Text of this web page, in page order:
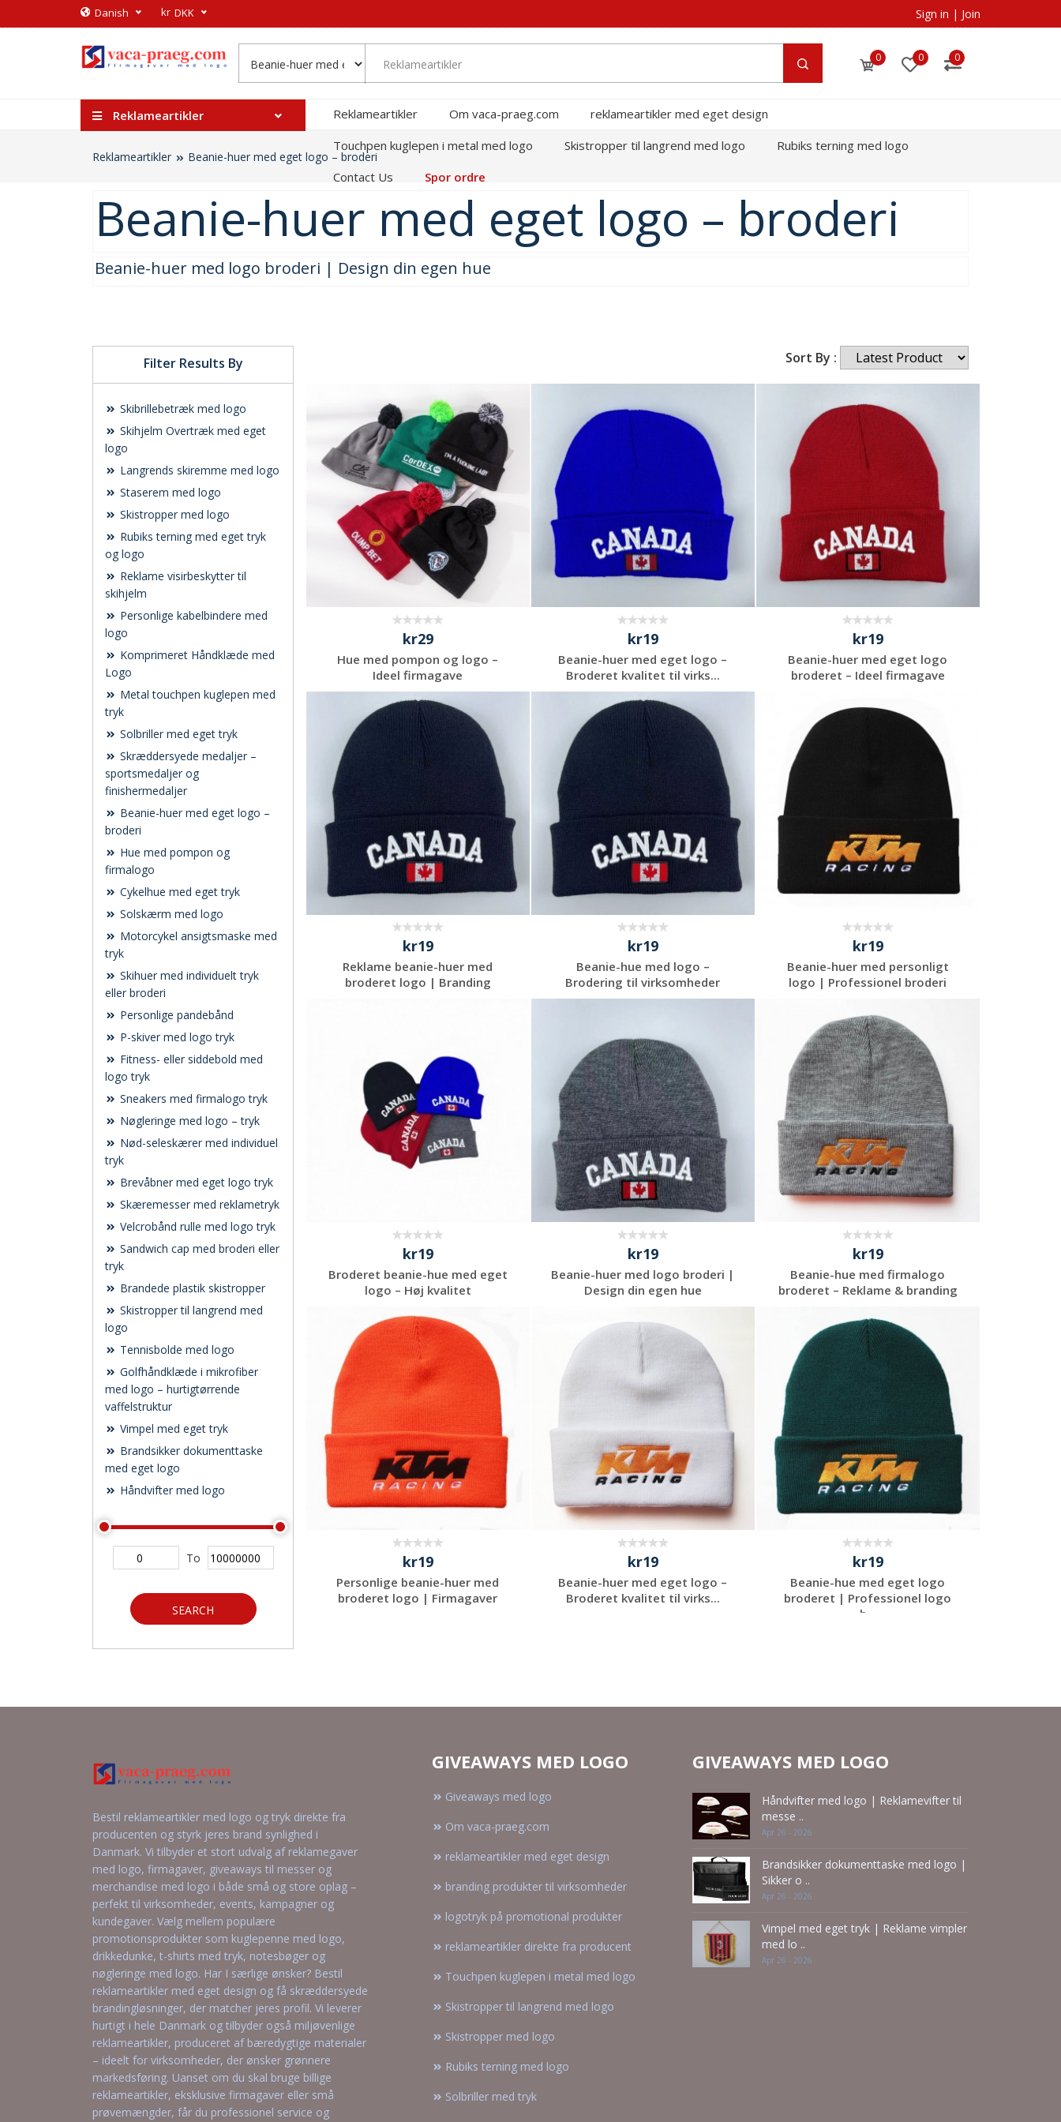
​Danish kr DKK Sign in | Join
0 0 0
Reklameartikler Reklameartikler Om vaca-praeg.com
reklameartikler med eget design
Touchpen kuglepen i metal med logo
Skistropper til langrend med logo
Rubiks terning med logo
Contact Us
Spor ordre
Reklameartikler Beanie-huer med eget logo – broderi
Beanie-huer med eget logo – broderi
Beanie-huer med logo broderi | Design din egen hue
Filter Results By
Skibrillebetræk med logo
Skihjelm Overtræk med eget
logo
Langrends skiremme med logo
Staserem med logo
Skistropper med logo
Rubiks terning med eget tryk
og logo
Reklame visirbeskytter til
skihjelm
Personlige kabelbindere med
logo
Komprimeret Håndklæde med
Logo
Metal touchpen kuglepen med
tryk
Solbriller med eget tryk
Skræddersyede medaljer –
sportsmedaljer og
finishermedaljer
Beanie-huer med eget logo –
broderi
Hue med pompon og
firmalogo
Cykelhue med eget tryk
Solskærm med logo
Motorcykel ansigtsmaske med
tryk
Skihuer med individuelt tryk
eller broderi
Personlige pandebånd
P-skiver med logo tryk
Fitness- eller siddebold med
logo tryk
Sneakers med firmalogo tryk
Nøgleringe med logo – tryk
Nød-seleskærer med individuel
tryk
Brevåbner med eget logo tryk
Skæremesser med reklametryk
Velcrobånd rulle med logo tryk
Sandwich cap med broderi eller
tryk
Brandede plastik skistropper
Skistropper til langrend med
logo
Tennisbolde med logo
Golfhåndklæde i mikrofiber
med logo – hurtigtørrende
vaffelstruktur
Vimpel med eget tryk
Brandsikker dokumenttaske
med eget logo
Håndvifter med logo
To
SEARCH
Sort By :
kr29
Hue med pompon og logo –
Ideel firmagave
Anmod om et
uforpligtende
tilbud
kr19
Beanie-huer med eget logo –
Broderet kvalitet til virks...
Anmod om et
uforpligtende
tilbud
kr19
Beanie-huer med eget logo
broderet – Ideel firmagave
Anmod om et
kr19
Reklame beanie-huer med
broderet logo | Branding
kr19
Beanie-hue med logo –
Brodering til virksomheder
tilbud
kr19
Beanie-huer med personligt
logo | Professionel broderi
Anmod om et
uforpligtende
tilbud
kr19
Broderet beanie-hue med eget
logo – Høj kvalitet
Anmod om et
uforpligtende
tilbud
kr19
Beanie-huer med logo broderi |
Design din egen hue
Anmod om et
uforpligtende
tilbud
kr19
Beanie-hue med firmalogo
broderet – Reklame & branding
Anmod om et
uforpligtende
tilbud
kr19
Personlige beanie-huer med
broderet logo | Firmagaver
kr19
Beanie-huer med eget logo –
Broderet kvalitet til virks...
kr19
Beanie-hue med eget logo
broderet | Professionel logo
b...
Bestil reklameartikler med logo og tryk direkte fra
producenten og styrk jeres brand synlighed i
Danmark. Vi tilbyder et stort udvalg af reklamegaver
med logo, firmagaver, giveaways til messer og
merchandise med logo i både små og store oplag –
perfekt til virksomheder, events, kampagner og
kundegaver. Vælg mellem populære
promotionsprodukter som kuglepenne med logo,
drikkedunke, t-shirts med tryk, notesbøger og
nøgleringe med logo. Har I særlige ønsker? Bestil
reklameartikler med eget design og få skræddersyede
brandingløsninger, der matcher jeres profil. Vi leverer
hurtigt i hele Danmark og tilbyder også miljøvenlige
reklameartikler, produceret af bæredygtige materialer
– ideelt for virksomheder, der ønsker grønnere
markedsføring. Uanset om du skal bruge billige
reklameartikler, eksklusive firmagaver eller små
prøvemængder, får du professionel service og
GIVEAWAYS MED LOGO
Giveaways med logo
Om vaca-praeg.com
reklameartikler med eget design
branding produkter til virksomheder
logotryk på promotional produkter
reklameartikler direkte fra producent
Touchpen kuglepen i metal med logo
Skistropper til langrend med logo
Skistropper med logo
Rubiks terning med logo
Solbriller med tryk
GIVEAWAYS MED LOGO
Håndvifter med logo | Reklamevifter til
messe ..
Apr 26 - 2026
Brandsikker dokumenttaske med logo |
Sikker o ..
Apr 26 - 2026
Vimpel med eget tryk | Reklame vimpler
med lo ..
Apr 26 - 2026